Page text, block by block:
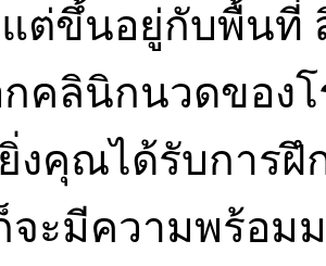
ต่ขึ้นอยู่กับพื้นที่
คลินิกนวดของ
งคุณได้รับการฝึ
ะมีความพร้อม